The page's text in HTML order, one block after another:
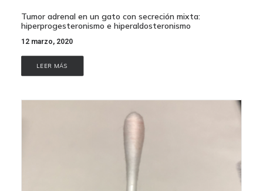
Tumor adrenal en un gato con secreción mixta:
hiperprogesteronismo e hiperaldosteronismo
12 marzo, 2020
LEER MÁS